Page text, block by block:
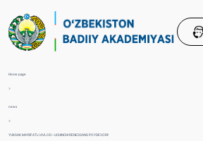
Home page
>
news
>
YUKSAK MA’RIFATLI AVLOD – UCHINCHI RENESSANS POYDEVORI!